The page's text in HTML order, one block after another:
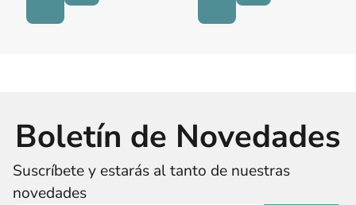
Boletín de Novedades
Suscríbete y estarás al tanto de nuestras
novedades